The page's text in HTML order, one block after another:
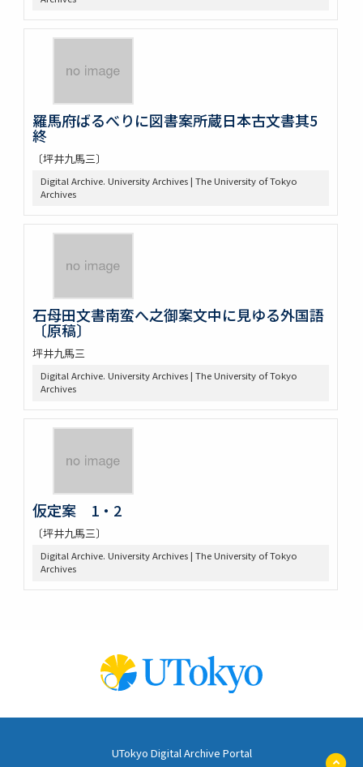
羅馬府ばるべりに図書案所蔵日本古文書其5
終
〔坪井九馬三〕
Digital Archive. University Archives | The University of Tokyo
Archives
石母田文書南蛮へ之御案文中に見ゆる外国語
〔原稿〕
坪井九馬三
Digital Archive. University Archives | The University of Tokyo
Archives
仮定案 1・2
〔坪井九馬三〕
Digital Archive. University Archives | The University of Tokyo
Archives
UTokyo Digital Archive Portal
ペ